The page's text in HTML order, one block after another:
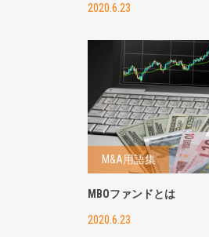
2020.6.23
M&A用語集
MBOファンドとは
2020.6.23